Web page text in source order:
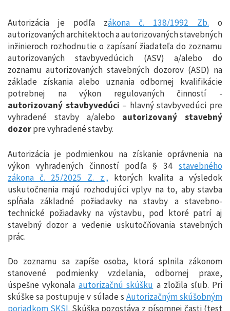
Autorizácia je podľa zákona č. 138/1992 Zb. o
autorizovaných architektoch a autorizovaných stavebných
inžinieroch rozhodnutie o zapísaní žiadateľa do zoznamu
autorizovaných stavbyvedúcich (ASV) a/alebo do
zoznamu autorizovaných stavebných dozorov (ASD) na
základe získania alebo uznania odbornej kvalifikácie
potrebnej na výkon regulovaných činností -
autorizovaný stavbyvedúci – hlavný stavbyvedúci pre
vyhradené stavby a/alebo autorizovaný stavebný
dozorpre vyhradené stavby.
Autorizácia je podmienkou na získanie oprávnenia na
výkon vyhradených činností podľa § 34 stavebného
zákona č. 25/2025 Z. z., ktorých kvalita a výsledok
uskutočnenia majú rozhodujúci vplyv na to, aby stavba
spĺňala základné požiadavky na stavby a stavebno-
technické požiadavky na výstavbu, pod ktoré patrí aj
stavebný dozor a vedenie uskutočňovania stavebných
prác.
Do zoznamu sa zapíše osoba, ktorá splnila zákonom
stanovené podmienky vzdelania, odbornej praxe,
úspešne vykonala autorizačnú skúšku a zložila sľub. Pri
skúške sa postupuje v súlade s Autorizačným skúšobným
poriadkom SKSI. Skúška pozostáva z písomnej časti (test